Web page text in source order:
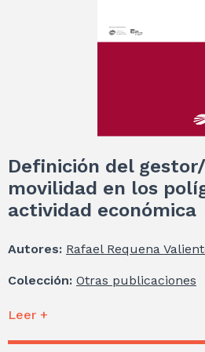
Definición del
movilidad en los
actividad económica
Autores: Rafael Requena
Colección: Otras publicaciones
Leer +